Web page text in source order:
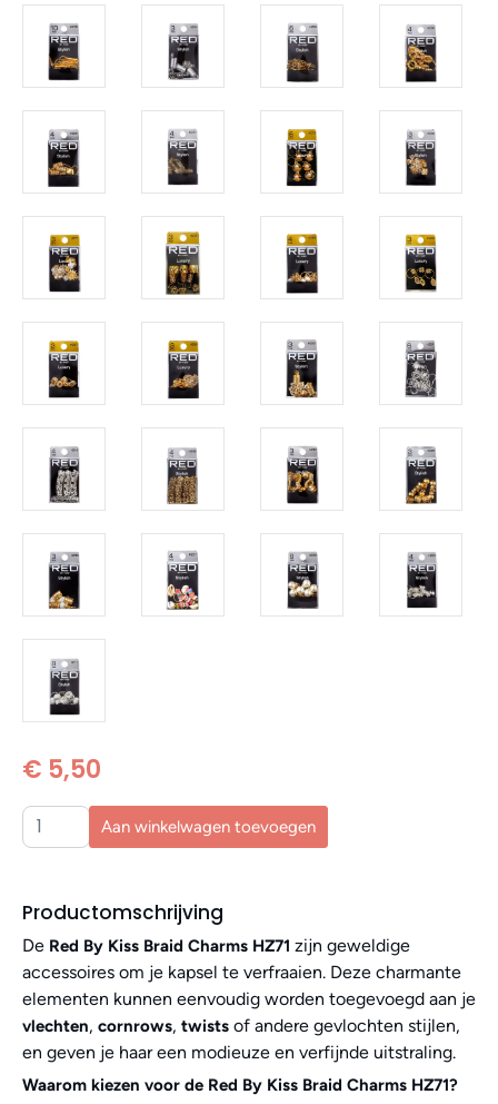
€ 5,50
Aan winkelwagen toevoegen
Productomschrijving
De Red By Kiss Braid Charms HZ71 zijn geweldige
accessoires om je kapsel te verfraaien. Deze charmante
elementen kunnen eenvoudig worden toegevoegd aan je
vlechten, cornrows, twists of andere gevlochten stijlen,
en geven je haar een modieuze en verfijnde uitstraling.
Waarom kiezen voor de Red By Kiss Braid Charms HZ71?